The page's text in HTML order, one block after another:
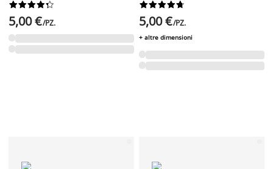






5,00 €/PZ.






5,00 €/PZ.
+ altre dimensioni